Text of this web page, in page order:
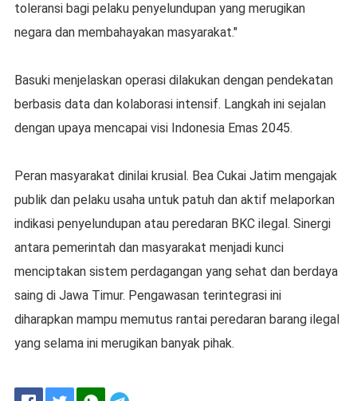
toleransi bagi pelaku penyelundupan yang merugikan
negara dan membahayakan masyarakat."
Basuki menjelaskan operasi dilakukan dengan pendekatan
berbasis data dan kolaborasi intensif. Langkah ini sejalan
dengan upaya mencapai visi Indonesia Emas 2045.
Peran masyarakat dinilai krusial. Bea Cukai Jatim mengajak
publik dan pelaku usaha untuk patuh dan aktif melaporkan
indikasi penyelundupan atau peredaran BKC ilegal. Sinergi
antara pemerintah dan masyarakat menjadi kunci
menciptakan sistem perdagangan yang sehat dan berdaya
saing di Jawa Timur. Pengawasan terintegrasi ini
diharapkan mampu memutus rantai peredaran barang ilegal
yang selama ini merugikan banyak pihak.